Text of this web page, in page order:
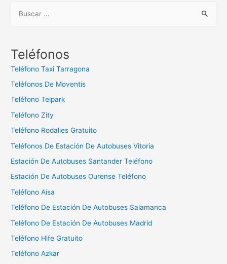
c
:
Teléfonos
Teléfono Taxi Tarragona
Teléfonos De Moventis
Teléfono Telpark
Teléfono Zity
Teléfono Rodalies Gratuito
Teléfonos De Estación De Autobuses Vitoria
Estación De Autobuses Santander Teléfono
Estación De Autobuses Ourense Teléfono
Teléfono Aisa
Teléfono De Estación De Autobuses Salamanca
Teléfono De Estación De Autobuses Madrid
Teléfono Hife Gratuito
Teléfono Azkar